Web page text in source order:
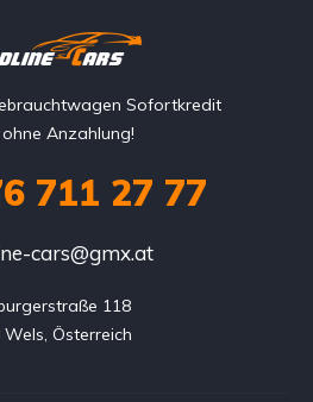
Sofortkredit
Anzahlung!
711 27 77
cars@gmx.at
118
Wels, Österreich